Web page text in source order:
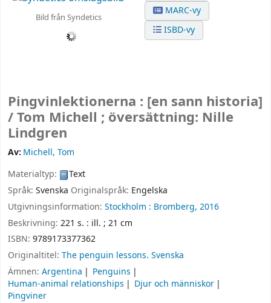
Bild från Syndetics
MARC-vy
ISBD-vy
Pingvinlektionerna : [en sann historia]
/Tom Michell ; översättning: Nille
Lindgren
Av: Michell, Tom
Materialtyp:
Text
Språk: Svenska Originalspråk: Engelska
Utgivningsinformation: Stockholm : Bromberg, 2016
Beskrivning: 221 s. : ill. ; 21 cm
ISBN: 9789173377362
Originaltitel: The penguin lessons. Svenska
Ämnen: Argentina
Penguins
Human-animal relationships
Djur och människor
Pingviner